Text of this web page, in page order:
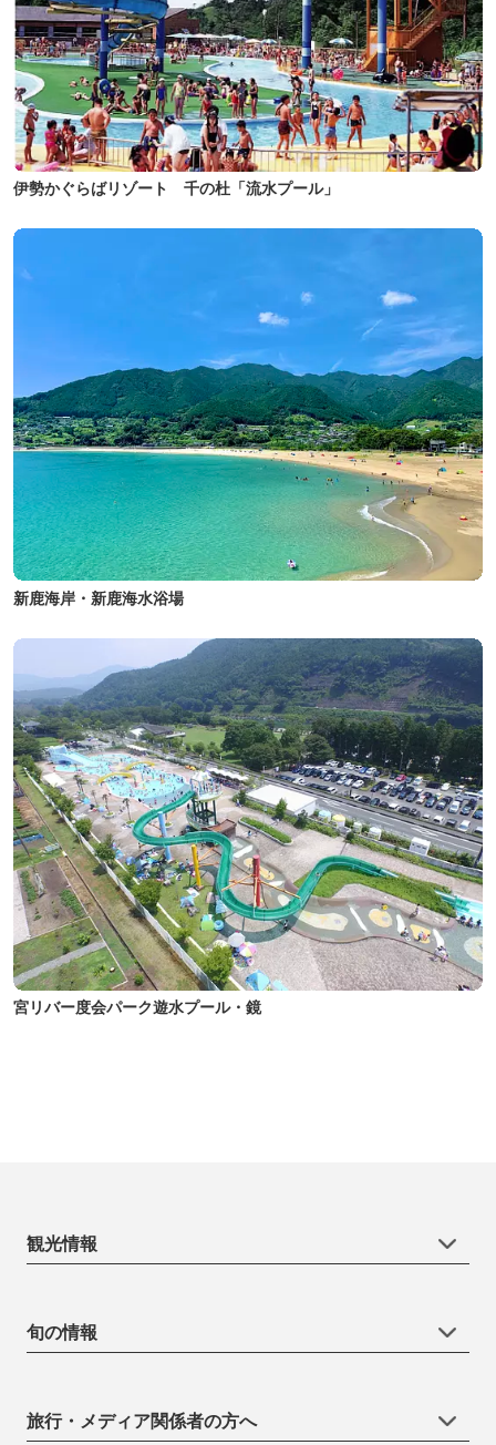
伊勢かぐらばリゾート 千の杜「流水プール」
新鹿海岸・新鹿海水浴場
宮リバー度会パーク遊水プール・鏡
観光情報
旬の情報
旅行・メディア関係者の方へ